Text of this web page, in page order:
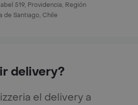
519, Providencia, Región
de Santiago, Chile
delivery?
el delivery a